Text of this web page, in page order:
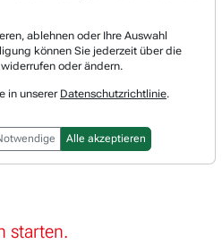
ist sicherlich NORDEX!
starten.
ablehnen oder Ihre Auswahl
können Sie jederzeit über die
oder ändern.
in unserer Datenschutzrichtlinie.
Alle akzeptieren